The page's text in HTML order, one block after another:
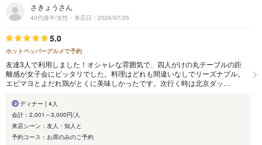
さきょうさん
40代後半/女性・来店日：2026/07/25
5.0
ホットペッパーグルメで予約
友達3人で利用しました！オシャレな雰囲気で、四人がけの丸テーブルの距
離感が女子会にピッタリでした。料理はどれも間違いなしでリーズナブル。
エビマヨとよだれ鶏がとくに美味しかったです。次行く時は北京ダッ…
ディナー | 4人
会計：2,001～3,000円/人
来店シーン：友人・知人と
予約コース：お席のみのご予約